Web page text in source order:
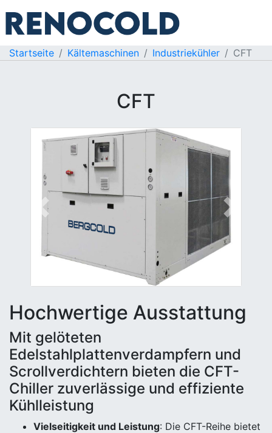
Startseite Kältemaschinen Industriekühler CFT
CFT
Previous Next
Hochwertige Ausstattung
Mit gelöteten
Edelstahlplattenverdampfern und
Scrollverdichtern bieten die CFT-
Chiller zuverlässige und effiziente
Kühlleistung
Vielseitigkeit und Leistung: Die CFT-Reihe bietet